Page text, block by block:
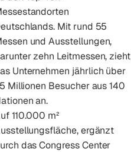
Mit rund 55
und Ausstellungen,
zehn Leitmessen, zieht
Unternehmen jährlich über
Millionen Besucher aus 140
an.
110.000 m²
ergänzt
das Congress Center